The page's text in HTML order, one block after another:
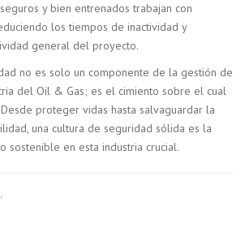
y bien entrenados trabajan con
los tiempos de inactividad y
general del proyecto.
no es solo un componente de la gestión de
del Oil & Gas; es el cimiento sobre el cual
proteger vidas hasta salvaguardar la
una cultura de seguridad sólida es la
sostenible en esta industria crucial.